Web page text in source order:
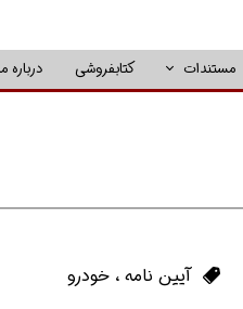
مستندات کتابفروشی درباره
آیین نامه، خودرو